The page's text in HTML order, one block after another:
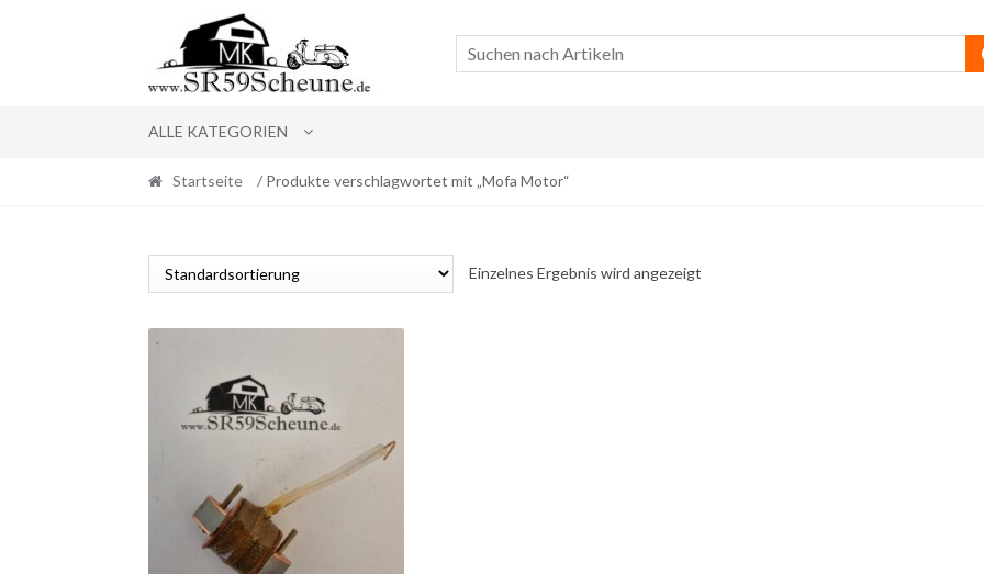
navigation
content
ALLE KATEGORIEN
Startseite / Produkte verschlagwortet mit „Mofa Motor“
Einzelnes Ergebnis wird angezeigt